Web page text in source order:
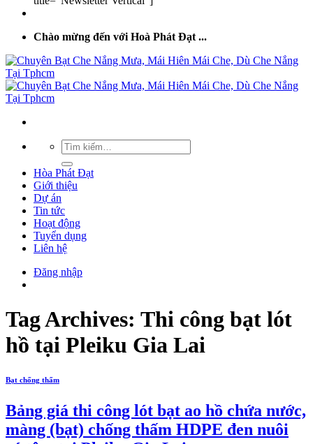
Chào mừng đến với Hoà Phát Đạt ...
Hòa Phát Đạt
Giới thiệu
Dự án
Tin tức
Hoạt động
Tuyển dụng
Liên hệ
Đăng nhập
Tag Archives: Thi công bạt lót
hồ tại Pleiku Gia Lai
Bạt chống thấm
Bảng giá thi công lót bạt ao hồ chứa nước,
màng (bạt) chống thấm HDPE đen nuôi